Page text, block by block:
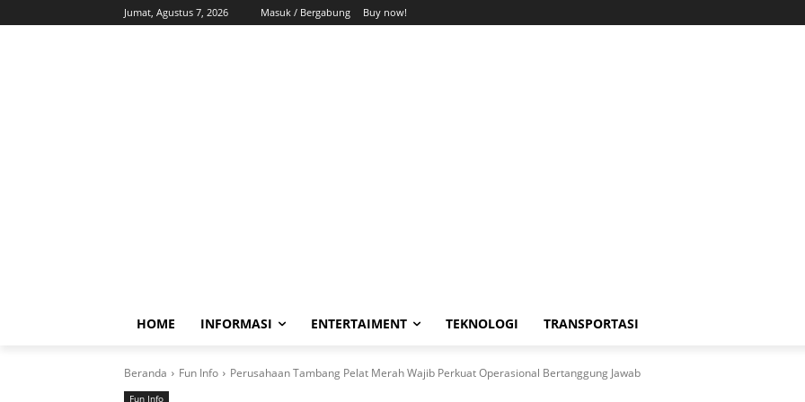
Jumat, Agustus 7, 2026 Masuk / Bergabung Buy now!
HOME INFORMASI ENTERTAIMENT TEKNOLOGI TRANSPORTASI
Beranda Fun Info Perusahaan Tambang Pelat Merah Wajib Perkuat Operasional Bertanggung Jawab
Fun Info